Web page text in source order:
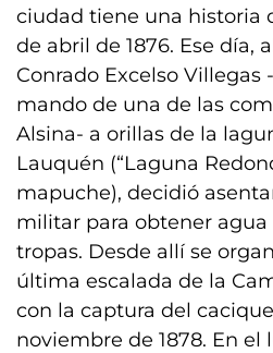
ciudad tiene una historia
de abril de 1876. Ese día,
Conrado Excelso Villegas
mando de una de las
Alsina- a orillas de la
Lauquén (“Laguna
mapuche), decidió
militar para obtener agua
tropas. Desde allí se
última escalada de la
con la captura del
noviembre de 1878. En el